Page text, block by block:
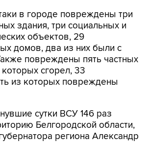
в городе повреждены три
здания, три социальных и
объектов, 29
домов, два из них были с
повреждены пять частных
сгорел, 33
из которых повреждены
сутки ВСУ 146 раз
Белгородской области,
региона Александр